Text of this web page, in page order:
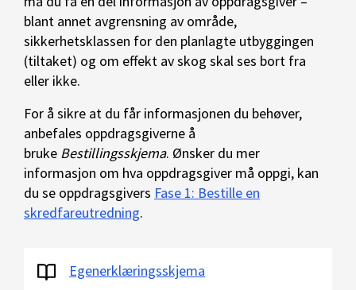
blant annet avgrensning av område,
sikkerhetsklassen for den planlagte utbyggingen
(tiltaket) og om effekt av skog skal ses bort fra
eller ikke.
For å sikre at du får informasjonen du behøver,
anbefales oppdragsgiverne å
bruke Bestillingsskjema. Ønsker du mer
informasjon om hva oppdragsgiver må oppgi, kan
du se oppdragsgivers Fase 1: Bestille en
skredfareutredning.
Egenerklæringsskjema